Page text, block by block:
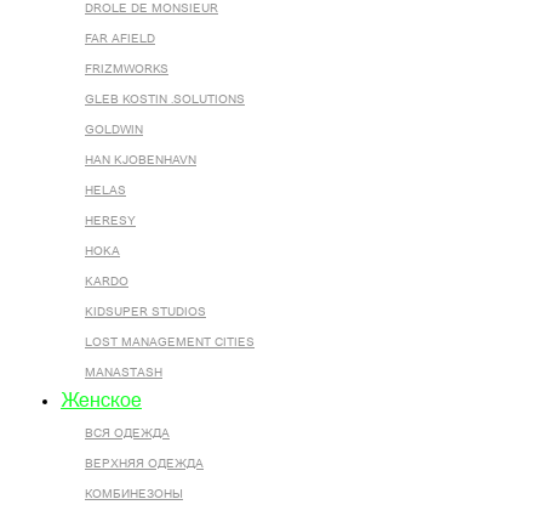
DROLE DE MONSIEUR
FAR AFIELD
FRIZMWORKS
GLEB KOSTIN .SOLUTIONS
GOLDWIN
HAN KJOBENHAVN
HELAS
HERESY
HOKA
KARDO
KIDSUPER STUDIOS
LOST MANAGEMENT CITIES
MANASTASH
Женское
ВСЯ ОДЕЖДА
ВЕРХНЯЯ ОДЕЖДА
КОМБИНЕЗОНЫ